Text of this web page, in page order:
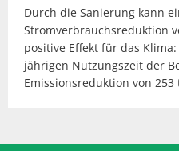
Durch die Sanierung kann
Stromverbrauchsreduktion
positive Effekt für das
jährigen Nutzungszeit der
Emissionsreduktion von